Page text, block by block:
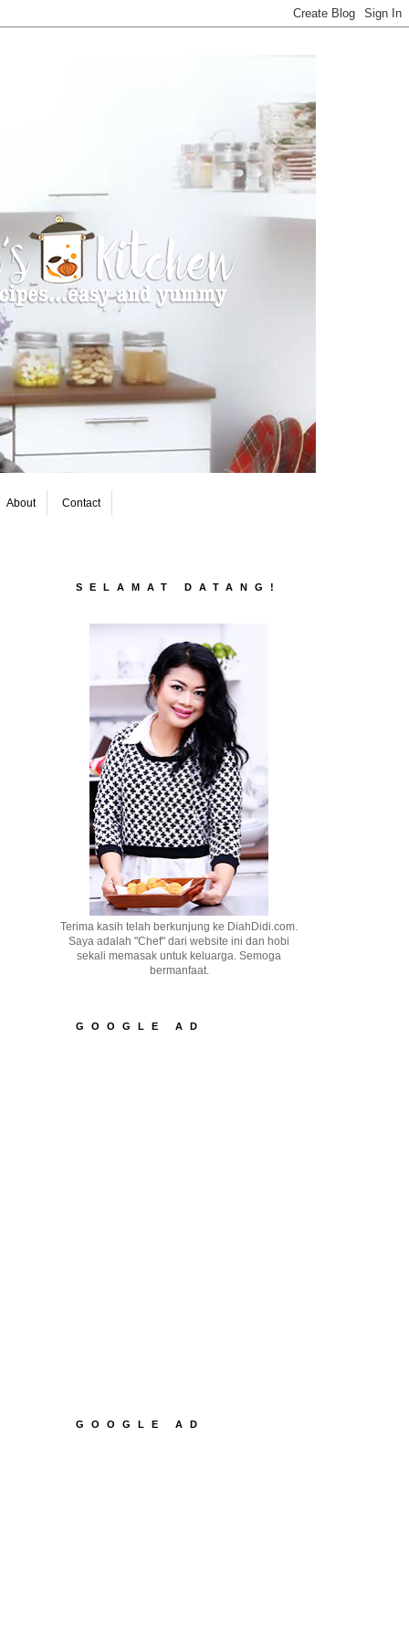
About Contact
SELAMAT DATANG!
Terima kasih telah berkunjung ke DiahDidi.com.
Saya adalah "Chef" dari website ini dan hobi
sekali memasak untuk keluarga. Semoga
bermanfaat.
GOOGLE AD
GOOGLE AD